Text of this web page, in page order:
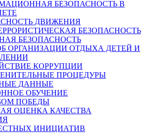
БЕЗОПАСНОСТЬ В
ДВИЖЕНИЯ
БЕЗОПАСНОСТЬ
БЕЗОПАСНОСТЬ
ОРГАНИЗАЦИИ ОТДЫХА ДЕТЕЙ И
КОРРУПЦИИ
ПРОЦЕДУРЫ
ДАННЫЕ
ОБУЧЕНИЕ
ПОБЕДЫ
ОЦЕНКА КАЧЕСТВА
ИНИЦИАТИВ